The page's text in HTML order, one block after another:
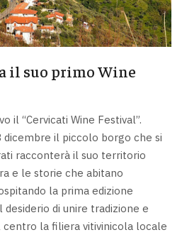
il suo primo Wine
il “Cervicati Wine Festival”.
dicembre il piccolo borgo che si
racconterà il suo territorio
e le storie che abitano
la prima edizione
di unire tradizione e
la filiera vitivinicola locale